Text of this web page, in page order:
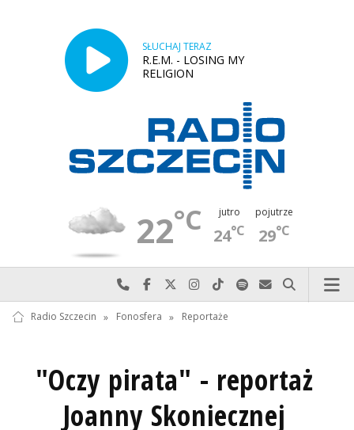
SŁUCHAJ TERAZ
R.E.M. - LOSING MY
RELIGION
22°C jutro
24°C
pojutrze
29°C
Najlepiej po prostu do nas zadzwoń
Odwiedź nas na Facebook-u
Odwiedź nas na X
Odwiedź nas na Instagram-ie
Odwiedź nas na TikTok-u
Szukaj nas na Spotify
Wyślij do nas
Szukaj
Radio Szczecin » Fonosfera » Reportaże
"Oczy pirata" - reportaż
Joanny Skoniecznej